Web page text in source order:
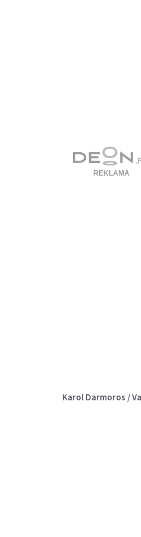
Karol Darmoros /